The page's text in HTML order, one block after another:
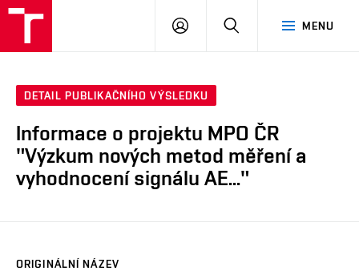
MENU
PŘIHLÁSIT
DETAIL PUBLIKAČNÍHO VÝSLEDKU
Informace o projektu MPO ČR
"Výzkum nových metod měření a
vyhodnocení signálu AE..."
ORIGINÁLNÍ NÁZEV